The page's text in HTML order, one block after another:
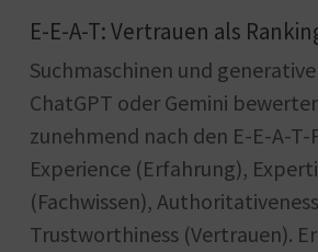
E-E-A-T: Vertrauen als
Suchmaschinen und
ChatGPT oder Gemini
zunehmend nach den E-E-A-T-
Experience (Erfahrung),
(Fachwissen),
Trustworthiness (Vertrauen).